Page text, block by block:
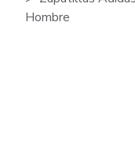
Hombre